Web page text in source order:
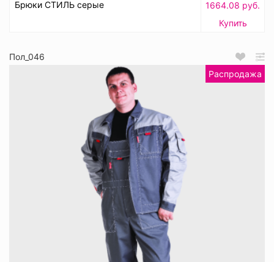
Брюки СТИЛЬ серые
1664.08 руб.
Купить
Пол_046
Распродажа